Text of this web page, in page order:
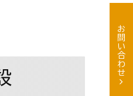
お問い合わせ